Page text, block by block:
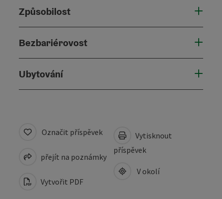
Způsobilost
Bezbariérovost
Ubytování
Označit příspěvek
přejít na poznámky
Vytvořit PDF
Vytisknout
příspěvek
V okolí